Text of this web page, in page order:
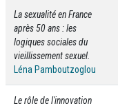
La sexualité en France
après 50 ans : les
logiques sociales du
vieillissement sexuel.
Léna Pamboutzoglou
Le rôle de l'innovation